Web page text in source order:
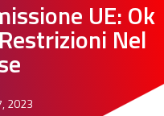
UE: Ok
Nel
2023